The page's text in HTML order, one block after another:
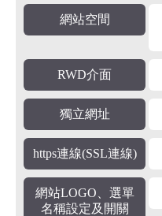
網站空間
RWD介面
獨立網址
https連線(SSL連線)
網站LOGO、選單
名稱設定及開關